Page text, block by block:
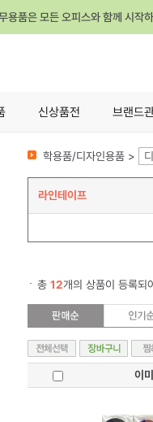
품은 모든 오피스와 함께 시작
신상품전 브랜드
학용품/디자인용품 >
라인테이프
총 12개의 상품이 등록되
이